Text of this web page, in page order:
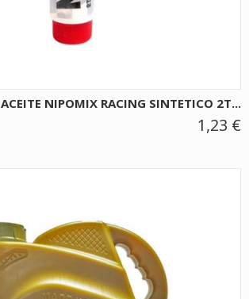
ACEITE NIPOMIX RACING SINTETICO 2T...
1,23 €